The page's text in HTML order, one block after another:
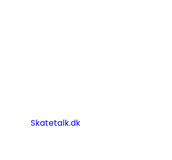
Skatetalk.dk